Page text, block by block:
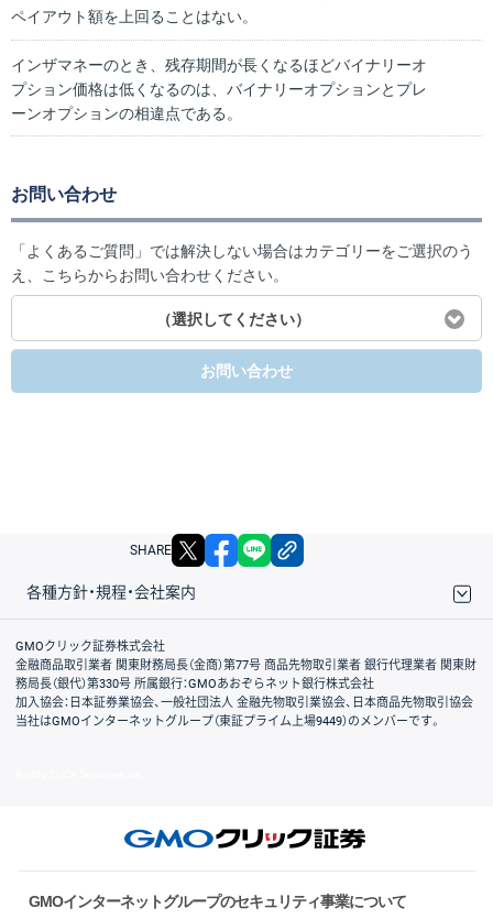
ペイアウト額を上回ることはない。
インザマネーのとき、残存期間が長くなるほどバイナリーオ
プション価格は低くなるのは、バイナリーオプションとプレ
ーンオプションの相違点である。
お問い合わせ
「よくあるご質問」では解決しない場合はカテゴリーをご選択のう
え、こちらからお問い合わせください。
（選択してください）
お問い合わせ
SHARE X facebook
各種方針・規程・会社案内
取引規程・約款
サイトマップ
その他のご案内
個人情報保護方針
最良執行方針
サイトのご利用について
ディスクレイマー
信託保全
リスク説明
会社案内
GMOクリック証券株式会社
金融商品取引業者 関東財務局長（金商）第77号 商品先物取引業者 銀行代理業者 関東財
務局長（銀代）第330号 所属銀行：GMOあおぞらネット銀行株式会社
加入協会：日本証券業協会、一般社団法人 金融先物取引業協会、日本商品先物取引協会
当社はGMOインターネットグループ（東証プライム上場9449）のメンバーです。
GMOインターネットグループのセキュリティ事業について